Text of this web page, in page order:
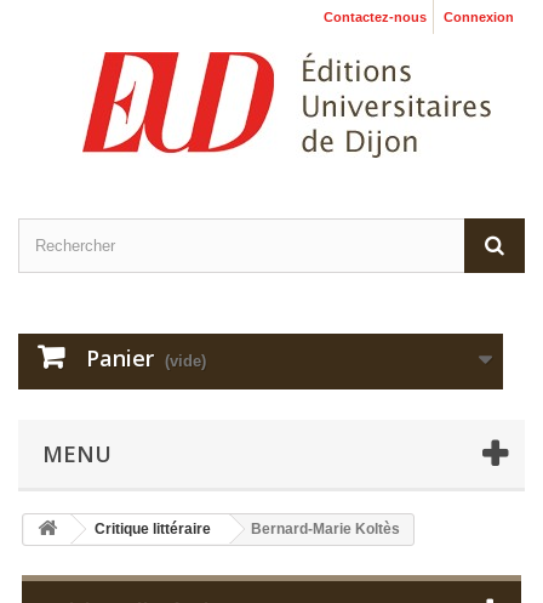
Connexion
Contactez-nous
Panier (vide)
MENU
Critique littéraire Bernard-Marie Koltès